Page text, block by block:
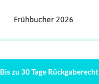
Frühbucher 2026
Bis zu 30 Tage Rückgaberecht